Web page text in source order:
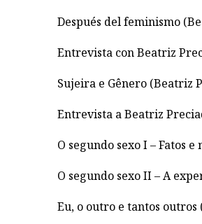
Después del feminismo
Entrevista con Beatriz
Sujeira e Gênero (Beatriz
Entrevista a Beatriz
O segundo sexo I – Fatos
O segundo sexo II – A
Eu, o outro e tantos outros